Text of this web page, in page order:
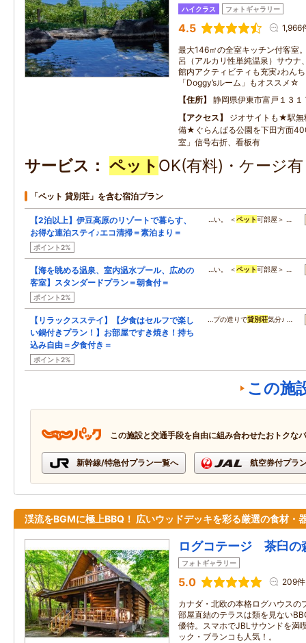
ハイクラス フォトギャラリー
4.5 1,966
最大146㎡の全室キッチン付客室
呂（アルカリ性単純温泉）サウナ
館内アクティビティも充実♪わん
「Doggy’sルーム」もオススメ☆
住所
静岡県伊東市富戸１３１
アクセス
ジオサイトも★駅無
備★ぐらんぱる公園を下田方面
室」信号右折、看板有
サービス ペット OK(有料)・ケージ
「ペット 貸別荘」を含む宿泊プラン
【2泊以上】伊豆高原のリゾートで暮らす、
お得な連泊ステイ♪エコ清掃＝素泊まり＝
ポイント2%
…い。 ＜ペット可部屋＞ …
【海を眺める温泉、室内温水プール、広めの
客室】スタンダードプラン＝朝食付＝
ポイント2%
…い。 ＜ペット可部屋＞ …
【リラックスステイ】【夕食はセルフで楽し
い鍋付きプラン！】お部屋ですき焼き！持ち
込み自由＝夕食付き＝
ポイント2%
…プの造りで貸別荘気分♪ …
この施
この施設と交通手段を自由に組み合わせたおトクな
新幹線/特急付プラン一覧へ 航空券付プラ
渓流をBGMに極上BBQ！ 広いウッドデッキを彩る厳選の食材・
ログコテージ 茶臼の
フォトギャラリー
5.0 209件
カナダ・北欧の本格ログハウスの
部屋直結のテラスは類を見ない
優待。スマホでJBLサウンドを満
ック・ブランコも人気！。